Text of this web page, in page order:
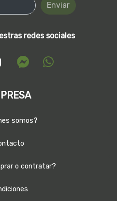
Enviar
redes sociales
somos?
o contratar?